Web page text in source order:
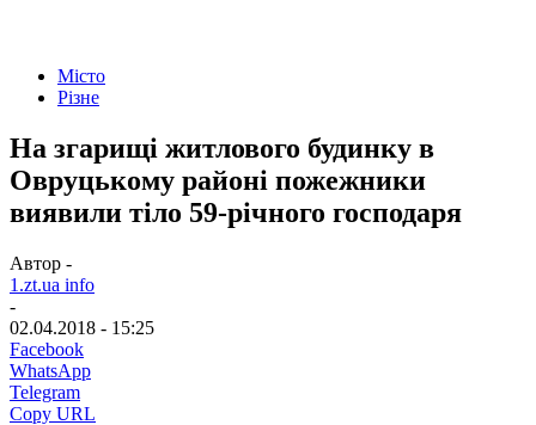
Місто
Різне
На згарищі житлового будинку в
Овруцькому районі пожежники
виявили тіло 59-річного господаря
Автор -
1.zt.ua info
-
02.04.2018 - 15:25
Facebook
WhatsApp
Telegram
Copy URL